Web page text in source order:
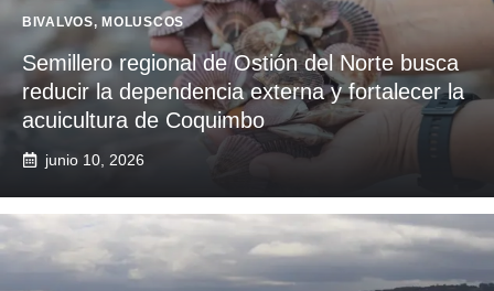
BIVALVOS,MOLUSCOS
Semillero regional de Ostión del Norte busca
reducir la dependencia externa y fortalecer la
acuicultura de Coquimbo
junio 10, 2026